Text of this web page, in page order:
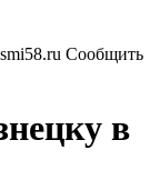
smi58.ru Сообщить
в